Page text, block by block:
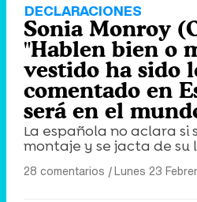
DECLARACIONES
Sonia Monroy
"Hablen bien o
vestido ha sido
comentado en
será en el
La española no aclara si
montaje y se jacta de su
28 comentarios |Lunes 23